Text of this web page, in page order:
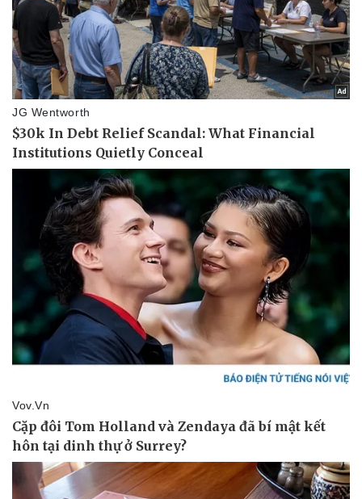
Bóng đá
Lịch thi đấu bóng đá
Thế giới thể thao
eSports
Hậu trường
Ô tô
Xe máy
Tư vấn